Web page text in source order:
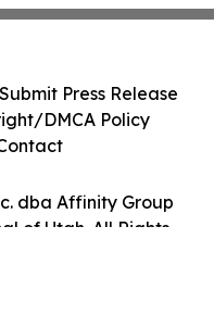
dba Affinity Group
of Utah. All Rights
Submit Press Release
DMCA Policy